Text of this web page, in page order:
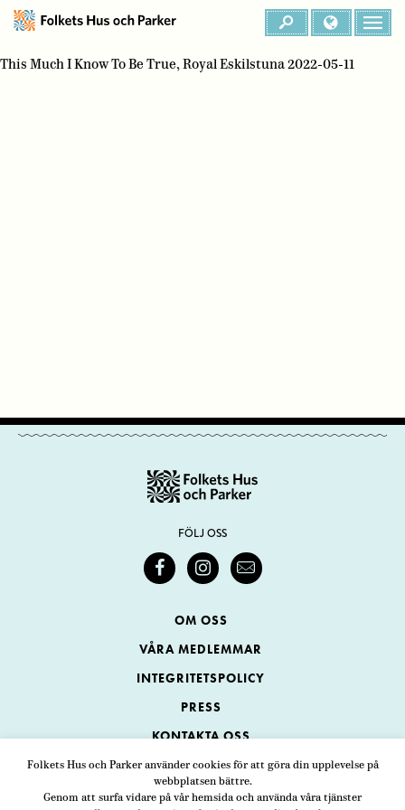
Folkets Hus och Parker använder cookies för att göra din upplevelse på
webbplatsen bättre.
Genom att surfa vidare på vår hemsida och använda våra tjänster
This Much I Know To Be True, Royal Eskilstuna 2022-05-11
FÖLJ OSS
OM OSS
VÅRA MEDLEMMAR
INTEGRITETSPOLICY
PRESS
KONTAKTA OSS
Folkets Hus och Parker